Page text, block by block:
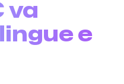
va
e